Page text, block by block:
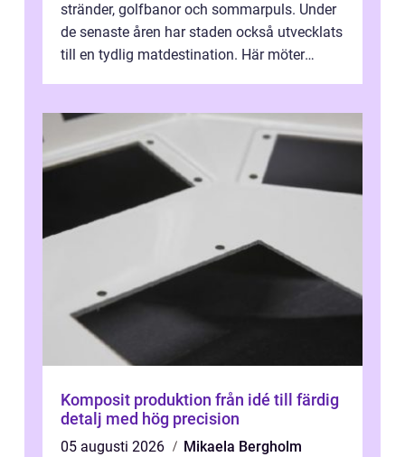
stränder, golfbanor och sommarpuls. Under
de senaste åren har staden också utvecklats
till en tydlig matdestination. Här möter
Komposit produktion från idé till färdig
detalj med hög precision
05 augusti 2026
Mikaela Bergholm